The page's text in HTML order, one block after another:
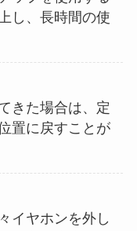
し、長時間の使
きた場合は、定
置に戻すことが
イヤホンを外し